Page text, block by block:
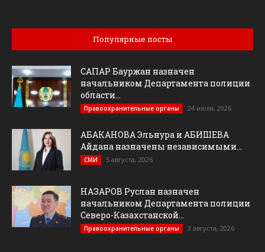
Популярные посты
САПАР Бауржан назначен
начальником Департамента полиции
области...
Правоохранительные органы 24 июля, 2026
АБАКАНОВА Эльнура и АБИШЕВА
Айдана назначены независимыми...
СМИ 5 августа, 2026
НАЗАРОВ Руслан назначен
начальником Департамента полиции
Северо-Казахстанской...
Правоохранительные органы 3 августа, 2026